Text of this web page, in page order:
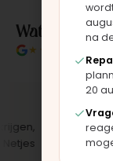
Wat klanten
★★★★★
set, zag
na
20